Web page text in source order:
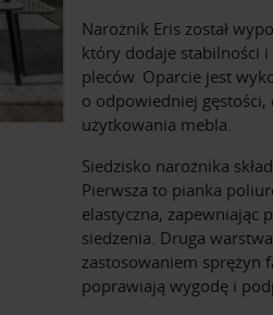
Narożnik Eris został
który dodaje stabilności
pleców. Oparcie jest
o odpowiedniej
użytkowania mebla.
Siedzisko narożnika
Pierwsza to pianka
elastyczna, zapewniając
siedzenia. Druga
zastosowaniem sprężyn
poprawiają wygodę i